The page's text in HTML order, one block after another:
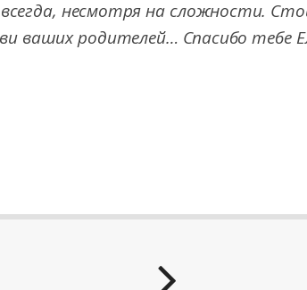
несмотря на сложности.
ваших родителей… Спасибо тебе